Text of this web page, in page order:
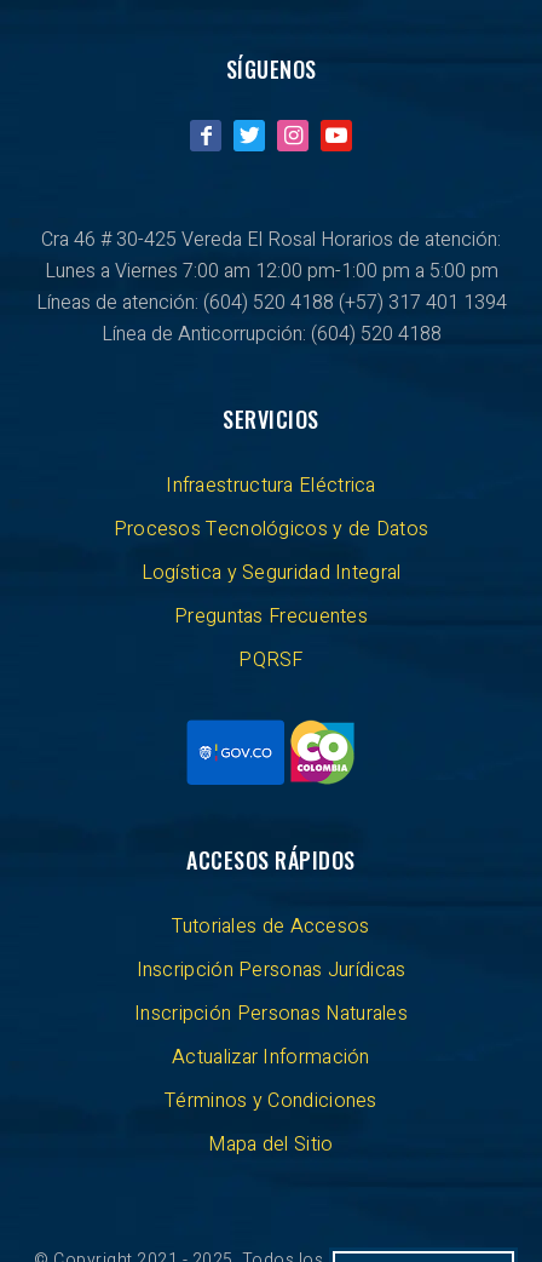
SÍGUENOS
Cra 46 # 30-425 Vereda El Rosal Horarios de atención:
Lunes a Viernes 7:00 am 12:00 pm-1:00 pm a 5:00 pm
Líneas de atención: (604) 520 4188 (+57) 317 401 1394
Línea de Anticorrupción: (604) 520 4188
SERVICIOS
Infraestructura Eléctrica
Procesos Tecnológicos y de Datos
Logística y Seguridad Integral
Preguntas Frecuentes
PQRSF
ACCESOS RÁPIDOS
Tutoriales de Accesos
Inscripción Personas Jurídicas
Inscripción Personas Naturales
Actualizar Información
Términos y Condiciones
Mapa del Sitio